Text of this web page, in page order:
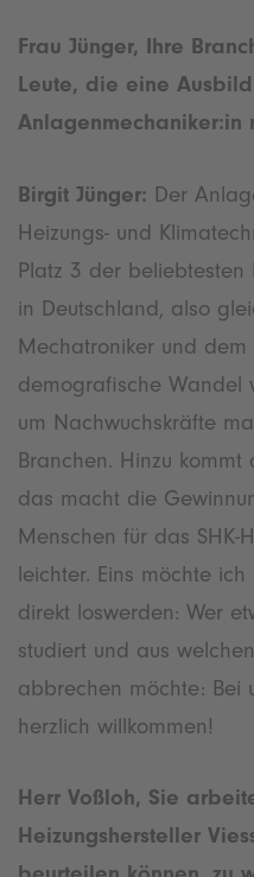
Frau Jünger, Ihre
Leute, die eine
Anlagenmechaniker:in
Birgit Jünger: Der
Heizungs- und
Platz 3 der
in Deutschland, also
Mechatroniker und
demografische Wandel
um Nachwuchskräfte
Branchen. Hinzu
das macht die
Menschen für das SHK-
leichter. Eins möchte
direkt loswerden: Wer
studiert und aus
abbrechen möchte: Bei
herzlich willkommen!
Herr Voßloh, Sie
Heizungshersteller